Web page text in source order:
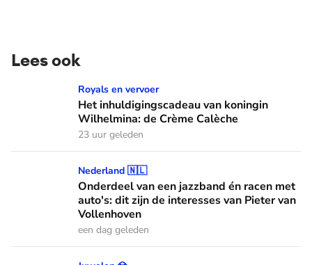
Lees ook
Het inhuldigingscadeau van koningin Wilhelmina: de
Royals en vervoer
Het inhuldigingscadeau van koningin
Wilhelmina: de Crème Calèche
23 uur geleden
Onderdeel van een jazzband én racen met auto's: dit zijn
Nederland 🇳🇱
Onderdeel van een jazzband én racen met
auto's: dit zijn de interesses van Pieter van
Vollenhoven
een dag geleden